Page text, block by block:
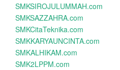
SMKSIROJULUMMAH.com
SMKSAZZAHRA.com
SMKCitaTeknika.com
SMKKARYAUNCINTA.com
SMKALHIKAM.com
SMK2LPPM.com